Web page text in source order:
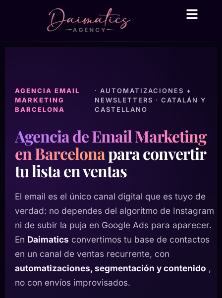
AGENCIA EMAIL
MARKETING
BARCELONA
· AUTOMATIZACIONES +
NEWSLETTERS · CATALÁN Y
CASTELLANO
Agencia de Email Marketing
en Barcelonapara convertir
tu lista en ventas
El email es el único canal digital que es tuyo de
verdad: no dependes del algoritmo de Instagram
ni de subir la puja en Google Ads para aparecer.
En Daimatics convertimos tu base de contactos
en un canal de ventas recurrente, con
automatizaciones, segmentación y contenido ,
no con envíos improvisados.
Daima Business AI
● En línea